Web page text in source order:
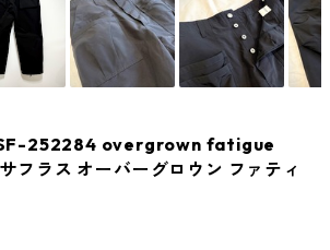
252284 overgrown fatigue
ラス オーバーグロウン ファティ